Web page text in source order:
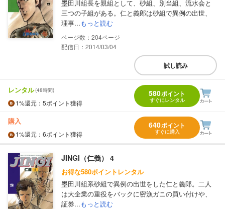
墨田川組長を親組として、砂組、別当組、流水会と
三つの子組がある。仁と義郎は砂組で異例の出世、
理事...もっと読む
204
配信日：2014/03/04
試し読み
レンタル(48時間)
1%還元 ：5ポイント獲得
580ポイント
すぐにレンタル
購入
1%還元 ：6ポイント獲得
640ポイント
すぐに購入
JINGI（仁義） 4
お得な580ポイントレンタル
墨田川組系砂組で異例の出世をした仁と義郎。二人
は大企業の重役をバックに密漁ガニの買い付けや、
証券...もっと読む